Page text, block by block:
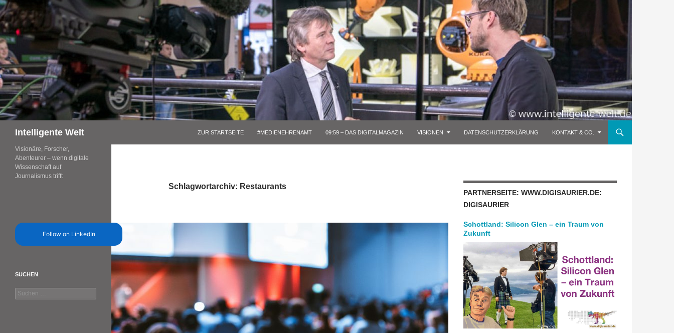
Zum
Inhalt
springen
Intelligente Welt ZUR STARTSEITE #MEDIENEHRENAMT 09:59 – DAS DIGITALMAGAZIN VISIONEN DATENSCHUTZERKLÄRUNG KONTAKT & CO.
Schlagwortarchiv: Restaurants
PARTNERSEITE: WWW.DIGISAURIER.DE:
DIGISAURIER
Schottland: Silicon Glen – ein Traum von
Zukunft
Visionäre, Forscher,
Abenteurer – wenn digitale
Wissenschaft auf
Journalismus trifft
Follow on LinkedIn
SUCHEN
Suchen
nach: